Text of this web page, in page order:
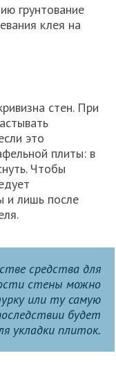
грунтование
клея на
стен. При
это
плиты: в
Чтобы
и лишь после
средства для
стены можно
или ту самую
будет
укладки плиток.